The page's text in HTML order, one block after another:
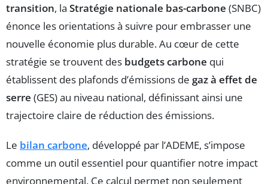
transition, la Stratégie nationale bas-carbone (SNBC)
énonce les orientations à suivre pour embrasser une
nouvelle économie plus durable. Au cœur de cette
stratégie se trouvent des budgets carbone qui
établissent des plafonds d’émissions de gaz à effet de
serre (GES) au niveau national, définissant ainsi une
trajectoire claire de réduction des émissions.
Le bilan carbone, développé par l’ADEME, s’impose
comme un outil essentiel pour quantifier notre impact
environnemental. Ce calcul permet non seulement